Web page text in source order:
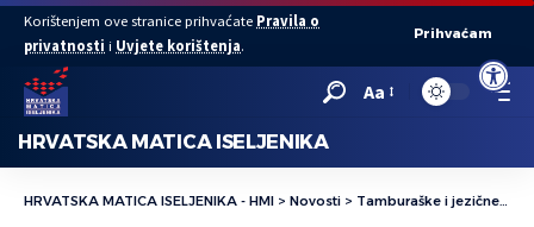
Open
Korištenjem ove stranice prihvaćate Pravila o
privatnosti i Uvjete korištenja.
Prihvaćam
Aa
HRVATSKA MATICA ISELJENIKA
HRVATSKA MATICA ISELJENIKA - HMI > Novosti > Tamburaške i jezične radionice u Kersturu